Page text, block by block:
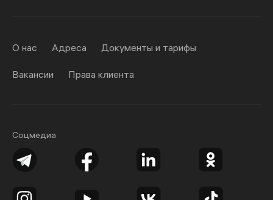
Соцмедиа
О нас Адреса Документы и тарифы
Вакансии Права клиента